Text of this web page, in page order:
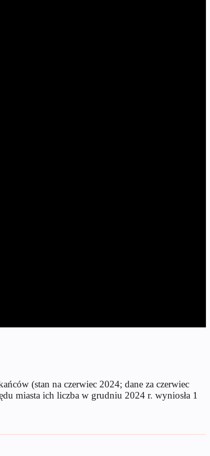
(stan na czerwiec 2024; dane za czerwiec
miasta ich liczba w grudniu 2024 r. wyniosła 1